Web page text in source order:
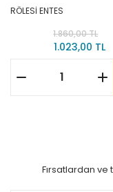
RÖLESİ ENTES
1.860,00 TL
1.023,00 TL
Fırsatlardan